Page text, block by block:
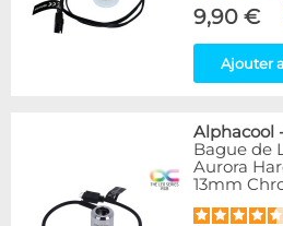
DocMicro
27
17
2
15
3
Mayhems
12
Monsoon
3
9,90 €
Ajouter
Alphacool
Bague de
Aurora
13mm